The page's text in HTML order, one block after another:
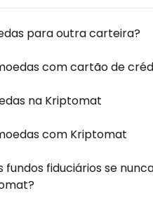
para outra carteira?
com cartão de
na Kriptomat
com Kriptomat
fiduciários se